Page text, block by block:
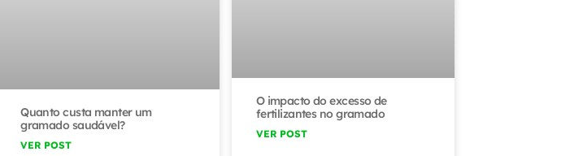
Quanto custa manter um
gramado saudável?
VER POST
O impacto do excesso de
fertilizantes no gramado
VER POST